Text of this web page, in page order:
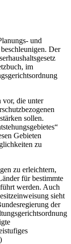
und
Der
im
vor, die unter
sollen.
Gebieten
zu
zu erleichtern,
für bestimmte
werden. Auch
sieht
der